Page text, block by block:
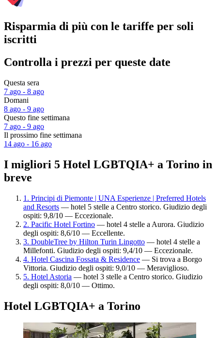
Risparmia di più con le tariffe per soli
iscritti
Controlla i prezzi per queste date
Questa sera
7 ago - 8 ago
Domani
8 ago - 9 ago
Questo fine settimana
7 ago - 9 ago
Il prossimo fine settimana
14 ago - 16 ago
I migliori 5 Hotel LGBTQIA+ a Torino in
breve
1. Principi di Piemonte | UNA Esperienze | Preferred Hotels
and Resorts — hotel 5 stelle a Centro storico. Giudizio degli
ospiti: 9,8/10 — Eccezionale.
2. Pacific Hotel Fortino — hotel 4 stelle a Aurora. Giudizio
degli ospiti: 8,6/10 — Eccellente.
3. DoubleTree by Hilton Turin Lingotto — hotel 4 stelle a
Millefonti. Giudizio degli ospiti: 9,4/10 — Eccezionale.
4. Hotel Cascina Fossata & Residence — Si trova a Borgo
Vittoria. Giudizio degli ospiti: 9,0/10 — Meraviglioso.
5. Hotel Astoria — hotel 3 stelle a Centro storico. Giudizio
degli ospiti: 8,0/10 — Ottimo.
Hotel LGBTQIA+ a Torino